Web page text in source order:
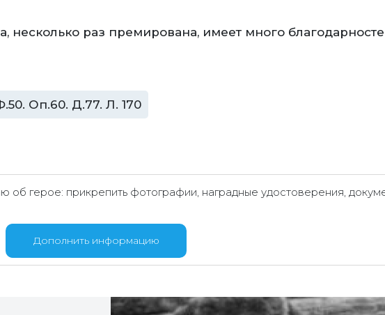
несколько раз премирована, имеет много
Оп.60. Д.77. Л. 170
герое: прикрепить фотографии, наградные удостоверения,
Дополнить информацию